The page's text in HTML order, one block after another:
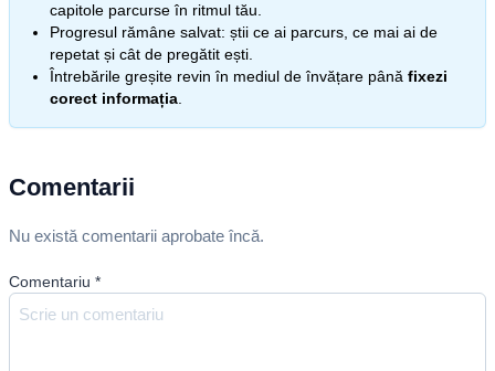
capitole parcurse în ritmul tău.
Progresul rămâne salvat: știi ce ai parcurs, ce mai ai de
repetat și cât de pregătit ești.
Întrebările greșite revin în mediul de învățare până fixezi
corect informația
Comentarii
Nu există comentarii aprobate încă.
Comentariu *